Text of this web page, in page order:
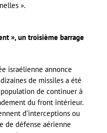
».
», un troisième barrage
israélienne annonce
de missiles a été
de continuer à
du front intérieur.
d’interceptions ou
de défense aérienne